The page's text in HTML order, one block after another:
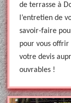
de terrasse à
l’entretien de
savoir-faire
pour vous
votre devis
ouvrables !